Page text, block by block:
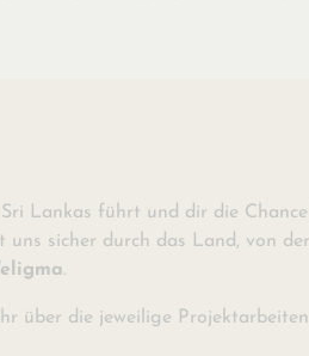
Lankas führt und dir die
uns sicher durch das Land, von
.
über die jeweilige